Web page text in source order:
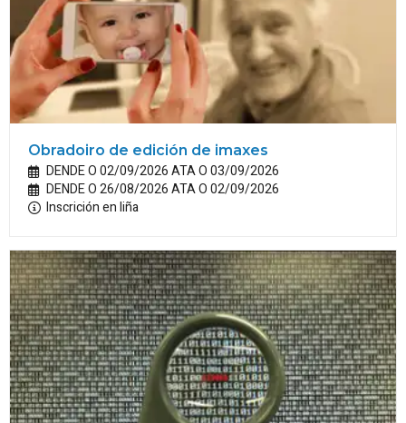
Obradoiro de edición de imaxes
DENDE O 02/09/2026 ATA O 03/09/2026
DENDE O 26/08/2026 ATA O 02/09/2026
Inscrición en liña